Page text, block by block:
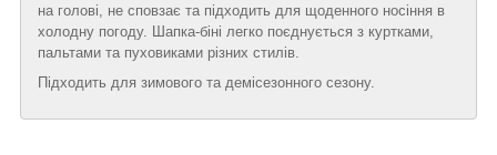
на голові, не сповзає та підходить для щоденного носіння в
холодну погоду. Шапка-біні легко поєднується з куртками,
пальтами та пуховиками різних стилів.
Підходить для зимового та демісезонного сезону.